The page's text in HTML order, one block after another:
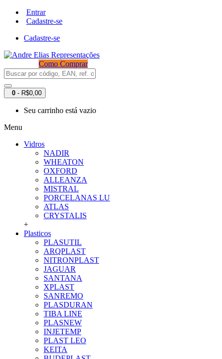
Entrar
Cadastre-se
Cadastre-se
Como Comprar
0 - R$0,00
Seu carrinho está vazio
Menu
Vidros
NADIR
WHEATON
OXFORD
ALLEANZA
MISTRAL
PORCELANAS LU
ATLAS
CRYSTALIS
+
Plasticos
PLASUTIL
ARQPLAST
NITRONPLAST
JAGUAR
SANTANA
XPLAST
SANREMO
PLASDURAN
TIBA LINE
PLASNEW
INJETEMP
PLAST LEO
KEITA